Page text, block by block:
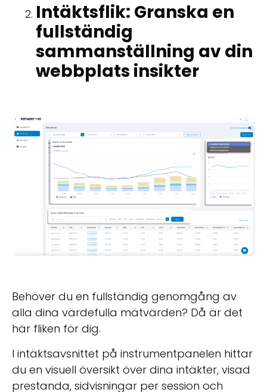
Intäktsflik: Granska en
fullständig
sammanställning av din
webbplats insikter
Behöver du en fullständig genomgång av
alla dina värdefulla mätvärden? Då är det
här fliken för dig.
I intäktsavsnittet på instrumentpanelen hittar
du en visuell översikt över dina intäkter, visad
prestanda, sidvisningar per session och